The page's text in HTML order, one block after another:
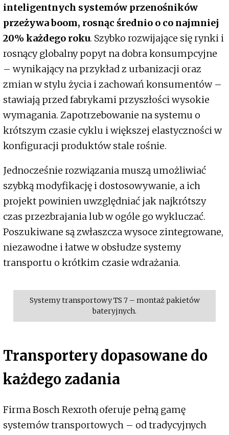
inteligentnych systemów przenośników
przeżywa boom, rosnąc średnio o co najmniej
20% każdego roku. Szybko rozwijające się rynki i
rosnący globalny popyt na dobra konsumpcyjne
– wynikający na przykład z urbanizacji oraz
zmian w stylu życia i zachowań konsumentów –
stawiają przed fabrykami przyszłości wysokie
wymagania. Zapotrzebowanie na systemu o
krótszym czasie cyklu i większej elastyczności w
konfiguracji produktów stale rośnie.
Jednocześnie rozwiązania muszą umożliwiać
szybką modyfikację i dostosowywanie, a ich
projekt powinien uwzględniać jak najkrótszy
czas przezbrajania lub w ogóle go wykluczać.
Poszukiwane są zwłaszcza wysoce zintegrowane,
niezawodne i łatwe w obsłudze systemy
transportu o krótkim czasie wdrażania.
Systemy transportowy TS 7 – montaż pakietów
bateryjnych.
Transportery dopasowane do
każdego zadania
Firma Bosch Rexroth oferuje pełną gamę
systemów transportowych – od tradycyjnych